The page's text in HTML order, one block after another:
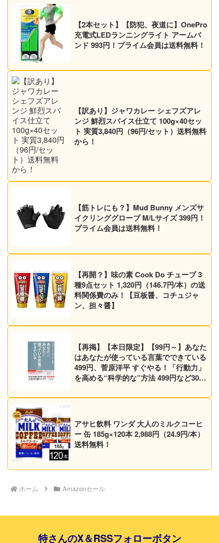
【2本セット】【防犯、夜道に】OnePro
充電式LEDランニングライト アームバ
ンド 993円！プライム会員は送料無料！
【訳あり】ジャワカレー シェフズアレ
ンジ 鮮烈スパイス仕立て 100g×40セッ
ト 実質3,840円（96円/セット）送料無料
から！
【筋トレにも？】Mud Bunny メンズサ
イクリンググローブ M/Lサイズ 399円！
プライム会員は送料無料！
【再開？】味の素 Cook Do チューブ 3
種9点セット 1,320円（146.7円/本）の送
料関係費のみ！【豆板醤、コチュジャ
ン、担々醤】
【再掲】【本日限定】【99円～】あなた
はあなたが使っている言葉でできている
499円、菅原洋平 すぐやる！「行動力」
を高める“科学的な”方法 499円など30作
アサヒ飲料 ワンダ 大人のミルクコーヒ
ー 缶 185g×120本 2,988円（24.9円/本）
送料無料！
ホーム Amazonセール
特さんのX＆RSSフォローボタン